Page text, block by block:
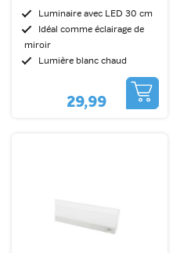
Luminaire avec LED 30 cm
Idéal comme éclairage de
miroir
Lumière blanc chaud
29,99